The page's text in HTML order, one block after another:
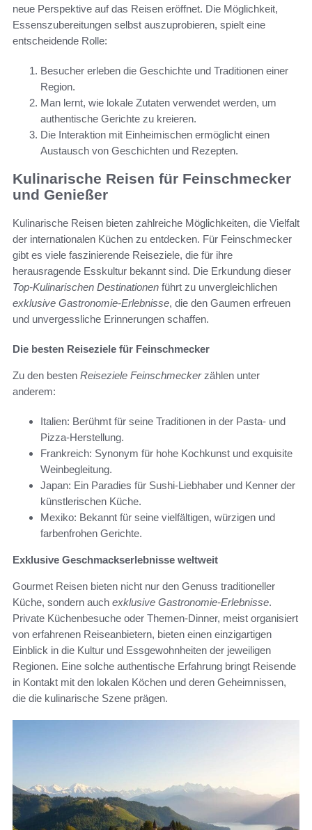
neue Perspektive auf das Reisen eröffnet. Die Möglichkeit,
Essenszubereitungen selbst auszuprobieren, spielt eine
entscheidende Rolle:
Besucher erleben die Geschichte und Traditionen einer
Region.
Man lernt, wie lokale Zutaten verwendet werden, um
authentische Gerichte zu kreieren.
Die Interaktion mit Einheimischen ermöglicht einen
Austausch von Geschichten und Rezepten.
Kulinarische Reisen für Feinschmecker
und Genießer
Kulinarische Reisen bieten zahlreiche Möglichkeiten, die Vielfalt
der internationalen Küchen zu entdecken. Für Feinschmecker
gibt es viele faszinierende Reiseziele, die für ihre
herausragende Esskultur bekannt sind. Die Erkundung dieser
Top-Kulinarischen Destinationen führt zu unvergleichlichen
exklusive Gastronomie-Erlebnisse, die den Gaumen erfreuen
und unvergessliche Erinnerungen schaffen.
Die besten Reiseziele für Feinschmecker
Zu den besten Reiseziele Feinschmeckerzählen unter
anderem:
Italien: Berühmt für seine Traditionen in der Pasta- und
Pizza-Herstellung.
Frankreich: Synonym für hohe Kochkunst und exquisite
Weinbegleitung.
Japan: Ein Paradies für Sushi-Liebhaber und Kenner der
künstlerischen Küche.
Mexiko: Bekannt für seine vielfältigen, würzigen und
farbenfrohen Gerichte.
Exklusive Geschmackserlebnisse weltweit
Gourmet Reisen bieten nicht nur den Genuss traditioneller
Küche, sondern auch exklusive Gastronomie-Erlebnisse.
Private Küchenbesuche oder Themen-Dinner, meist organisiert
von erfahrenen Reiseanbietern, bieten einen einzigartigen
Einblick in die Kultur und Essgewohnheiten der jeweiligen
Regionen. Eine solche authentische Erfahrung bringt Reisende
in Kontakt mit den lokalen Köchen und deren Geheimnissen,
die die kulinarische Szene prägen.